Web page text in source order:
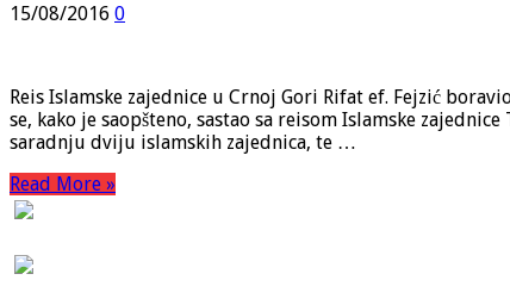
15/08/2016 0
Reis Islamske zajednice u Crnoj Gori Rifat ef. Fejzić
se, kako je saopšteno, sastao sa reisom Islamske
saradnju dviju islamskih zajednica, te …
Read More »